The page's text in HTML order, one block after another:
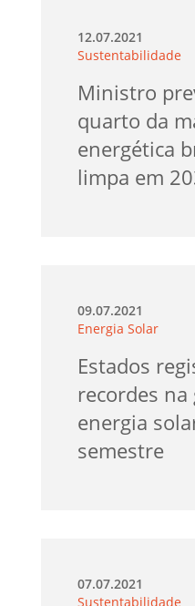
12.07.2021
Sustentabilidade
Ministro
quarto da
energética
limpa em
09.07.2021
Energia Solar
Estados
recordes na
energia
semestre
07.07.2021
Sustentabilidade